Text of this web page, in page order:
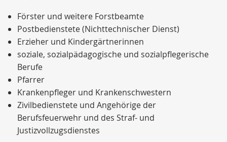
Förster und weitere Forstbeamte
Postbedienstete (Nichttechnischer Dienst)
Erzieher und Kindergärtnerinnen
soziale, sozialpädagogische und sozialpflegerische
Berufe
Pfarrer
Krankenpfleger und Krankenschwestern
Zivilbedienstete und Angehörige der
Berufsfeuerwehr und des Straf- und
Justizvollzugsdienstes